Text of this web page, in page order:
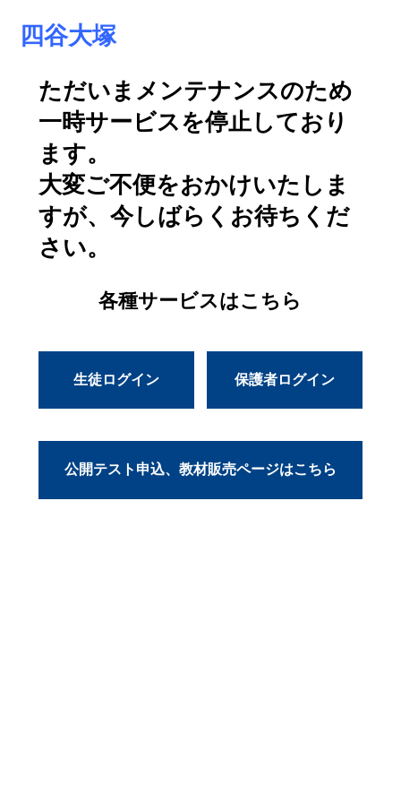
四谷大塚
ただいまメンテナンスのため
一時サービスを停止しており
ます。
大変ご不便をおかけいたしま
すが、今しばらくお待ちくだ
さい。
各種サービスはこちら
生徒ログイン 保護者ログイン
公開テスト申込、教材販売ページはこちら